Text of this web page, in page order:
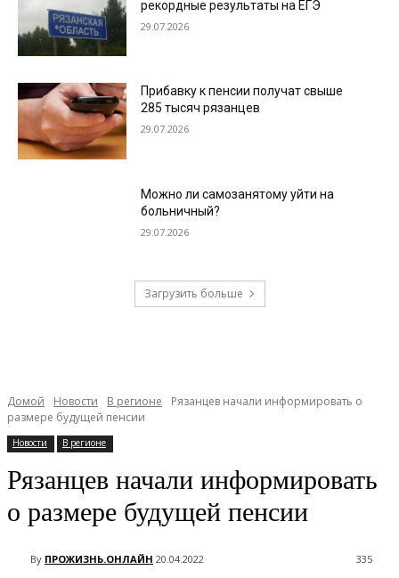
рекордные результаты на ЕГЭ
29.07.2026
Прибавку к пенсии получат свыше
285 тысяч рязанцев
29.07.2026
Можно ли самозанятому уйти на
больничный?
29.07.2026
Загрузить больше